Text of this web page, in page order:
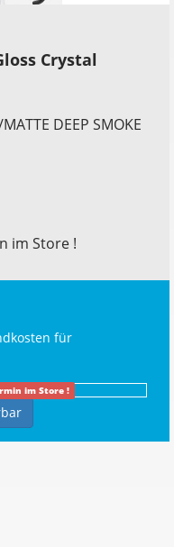
Crystal
DEEP SMOKE
im Store !
für
im Store !